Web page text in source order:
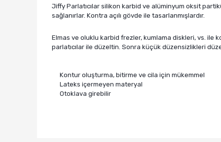
Jiffy Parlatıcılar silikon karbid ve alüminyum oksit
sağlanırlar. Kontra açılı gövde ile tasarlanmışlardır.
Elmas ve oluklu karbid frezler, kumlama diskleri, vs. ile
parlatıcılar ile düzeltin. Sonra küçük düzensizlikleri
Kontur oluşturma, bitirme ve cila için mükemmel
Lateks içermeyen materyal
Otoklava girebilir